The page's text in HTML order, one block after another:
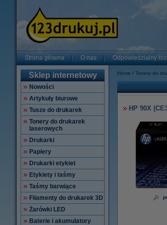
Strona główna O nas Odpowiedzialny
Sklep internetowy
Nowości
Artykuły biurowe
Tusze do drukarek
Tonery do drukarek
laserowych
Drukarki
Papiery
Drukarki etykiet
Etykiety i taśmy
Taśmy barwiące
Filamenty do drukarek 3D
Żarówki LED
Baterie i akumulatory
Home Tonery do
HP 90X